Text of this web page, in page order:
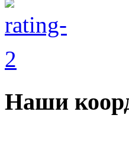
Наши